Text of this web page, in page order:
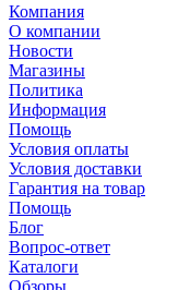
Компания
О компании
Новости
Магазины
Политика
Информация
Помощь
Условия оплаты
Условия доставки
Гарантия на товар
Помощь
Блог
Вопрос-ответ
Каталоги
Обзоры